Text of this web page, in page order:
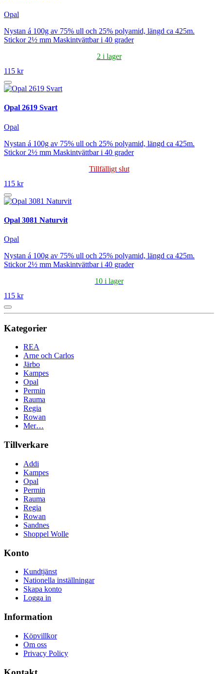
Opal
Nystan á 100g av 75% ull och 25% polyamid, längd ca 425m.
Stickor 2½ mm Maskintvättbar i 40 grader
2 i lager
115 kr
Opal 2619 Svart
Opal
Nystan á 100g av 75% ull och 25% polyamid, längd ca 425m.
Stickor 2½ mm Maskintvättbar i 40 grader
Tillfälligt slut
115 kr
Opal 3081 Naturvit
Opal
Nystan á 100g av 75% ull och 25% polyamid, längd ca 425m.
Stickor 2½ mm Maskintvättbar i 40 grader
10 i lager
115 kr
Kategorier
REA
Arne och Carlos
Järbo
Kampes
Opal
Permin
Rauma
Regia
Rowan
Mer…
Tillverkare
Addi
Kampes
Opal
Permin
Rauma
Regia
Rowan
Sandnes
Shoppel Wolle
Konto
Kundtjänst
Nationella inställningar
Skapa konto
Logga in
Information
Köpvillkor
Om oss
Privacy Policy